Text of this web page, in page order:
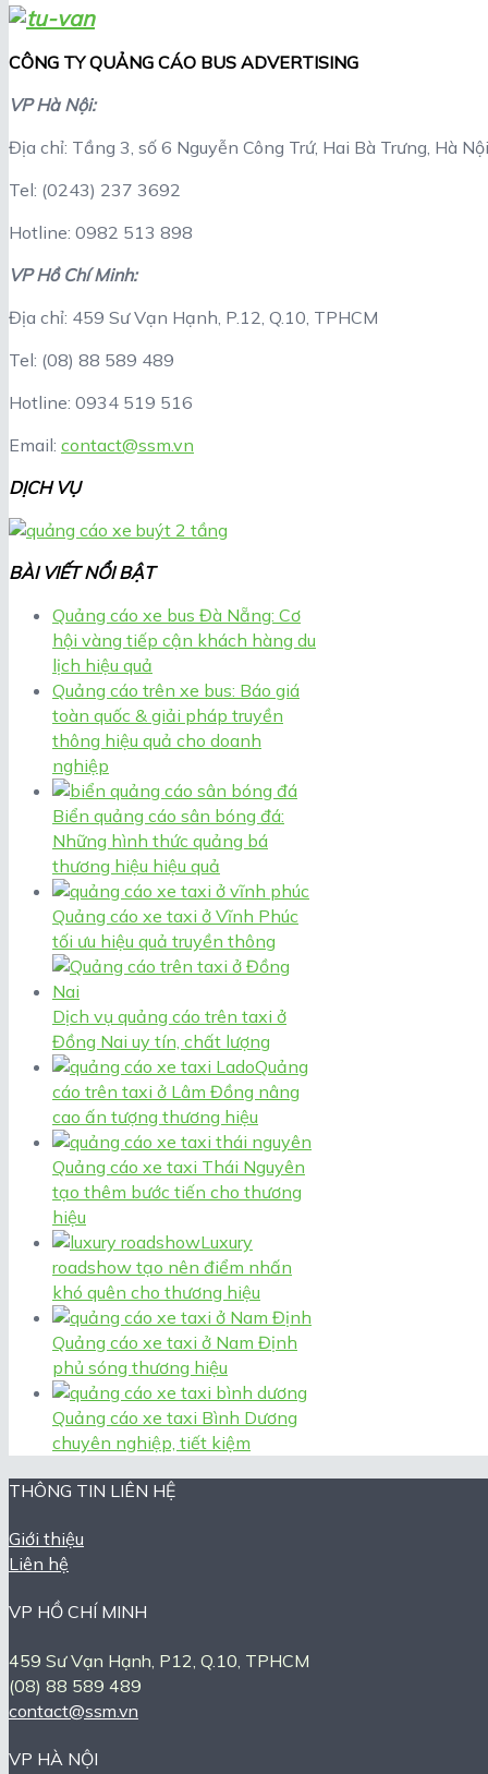
CÔNG TY QUẢNG CÁO BUS ADVERTISING
VP Hà Nội:
Địa chỉ: Tầng 3, số 6 Nguyễn Công Trứ, Hai Bà Trưng, Hà Nội
Tel: (0243) 237 3692
Hotline: 0982 513 898
VP Hồ Chí Minh:
Địa chỉ: 459 Sư Vạn Hạnh, P.12, Q.10, TPHCM
Tel: (08) 88 589 489
Hotline: 0934 519 516
Email: contact@ssm.vn
DỊCH VỤ
BÀI VIẾT NỔI BẬT
Quảng cáo xe bus Đà Nẵng: Cơ
hội vàng tiếp cận khách hàng du
lịch hiệu quả
Quảng cáo trên xe bus: Báo giá
toàn quốc & giải pháp truyền
thông hiệu quả cho doanh
nghiệp
Biển quảng cáo sân bóng đá:
Những hình thức quảng bá
thương hiệu hiệu quả
Quảng cáo xe taxi ở Vĩnh Phúc
tối ưu hiệu quả truyền thông
Dịch vụ quảng cáo trên taxi ở
Đồng Nai uy tín, chất lượng
Quảng
cáo trên taxi ở Lâm Đồng nâng
cao ấn tượng thương hiệu
Quảng cáo xe taxi Thái Nguyên
tạo thêm bước tiến cho thương
hiệu
Luxury
roadshow tạo nên điểm nhấn
khó quên cho thương hiệu
Quảng cáo xe taxi ở Nam Định
phủ sóng thương hiệu
Quảng cáo xe taxi Bình Dương
chuyên nghiệp, tiết kiệm
THÔNG TIN LIÊN HỆ
Giới thiệu
Liên hệ
VP HỒ CHÍ MINH
459 Sư Vạn Hạnh, P12, Q.10, TPHCM
(08) 88 589 489
contact@ssm.vn
VP HÀ NỘI